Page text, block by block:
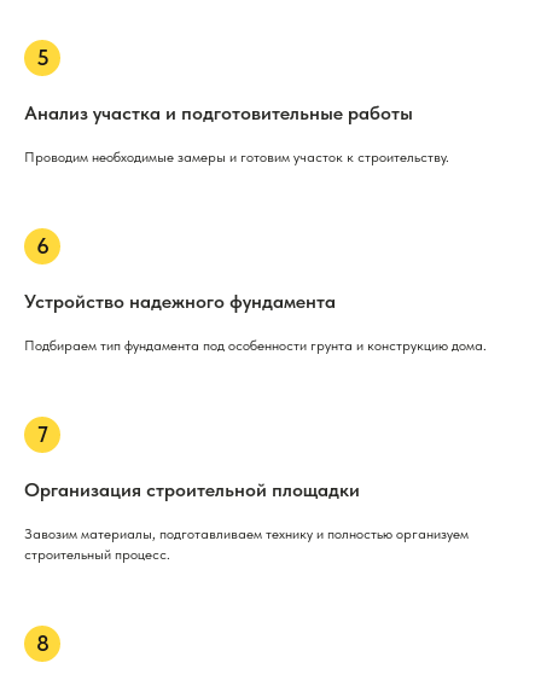
Анализ участка и подготовительные работы
Проводим необходимые замеры и готовим участок к строительству.
Устройство надежного фундамента
Подбираем тип фундамента под особенности грунта и конструкцию дома.
Организация строительной площадки
Завозим материалы, подготавливаем технику и полностью организуем
строительный процесс.